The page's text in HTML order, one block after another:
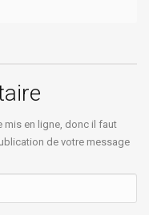
mis en ligne, donc il faut
de votre message